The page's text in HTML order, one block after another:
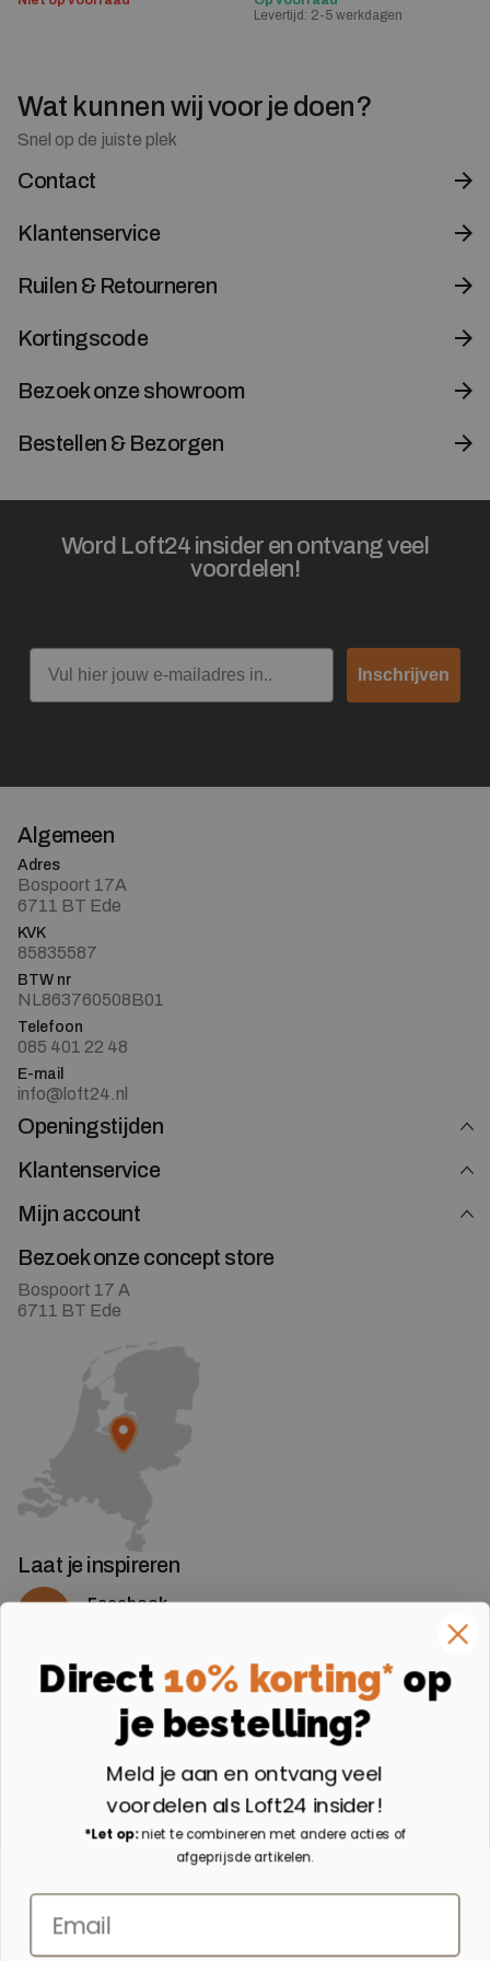
Levertijd: 2-5 werkdagen
Wat kunnen wij voor je doen?
Snel op de juiste plek
Contact
Klantenservice
Ruilen & Retourneren
Kortingscode
Bezoek onze showroom
Bestellen & Bezorgen
Word Loft24 insider en ontvang veel
voordelen!
Email
Inschrijven
Algemeen
Adres
Bospoort 17A
6711 BT Ede
KVK
85835587
BTW nr
NL863760508B01
Telefoon
085 401 22 48
E-mail
info@loft24.nl
Openingstijden
Klantenservice
Mijn account
Bezoek onze concept store
Bospoort 17 A
6711 BT Ede
Laat je inspireren
Facebook
Instagram
Volg ons op Instagram
Aangesloten bij
Direct 10% korting* op
je bestelling?
Meld je aan en ontvang veel
voordelen als Loft24 insider!
*Let op:niet te combineren met andere acties of
afgeprijsde artikelen.
Email